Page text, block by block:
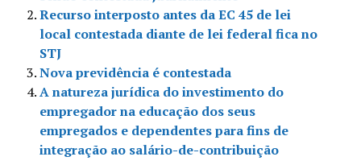
Recurso interposto antes da EC 45 de lei
local contestada diante de lei federal fica no
STJ
Nova previdência é contestada
A natureza jurídica do investimento do
empregador na educação dos seus
empregados e dependentes para fins de
integração ao salário-de-contribuição